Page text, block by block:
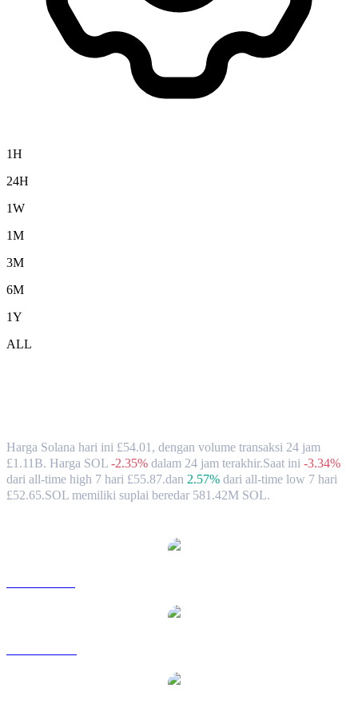
1H
24H
1W
1M
3M
6M
1Y
ALL
Harga Solana hari ini £54.01, dengan volume transaksi 24 jam
£1.11B. Harga SOL -2.35% dalam 24 jam terakhir.Saat ini -3.34%
dari all-time high 7 hari £55.87.dan 2.57% dari all-time low 7 hari
£52.65.SOL memiliki suplai beredar 581.42M SOL.